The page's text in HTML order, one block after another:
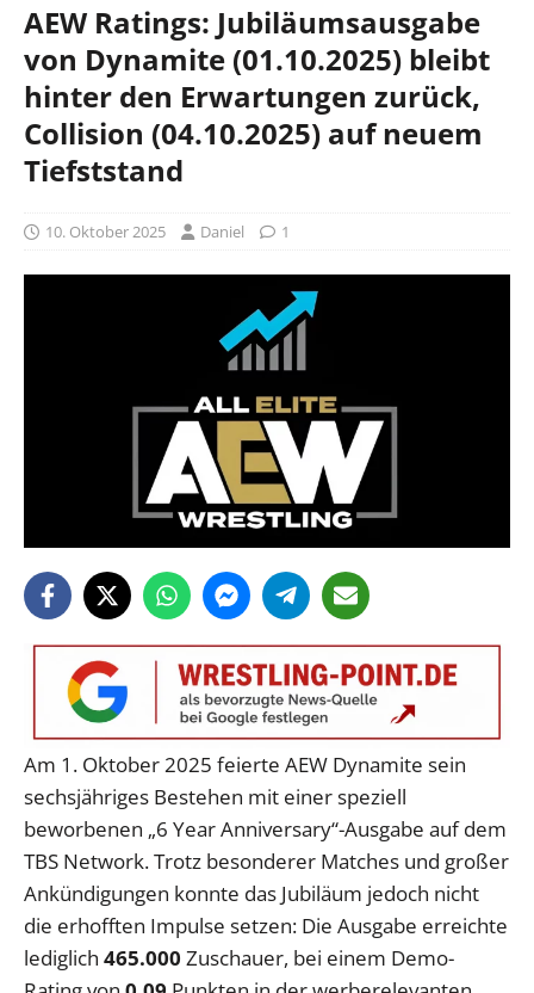
AEW Ratings: Jubiläumsausgabe
von Dynamite (01.10.2025) bleibt
hinter den Erwartungen zurück,
Collision (04.10.2025) auf neuem
Tiefststand
10. Oktober 2025 Daniel 1
Am 1. Oktober 2025 feierte AEW Dynamite sein
sechsjähriges Bestehen mit einer speziell
beworbenen „6 Year Anniversary“-Ausgabe auf dem
TBS Network. Trotz besonderer Matches und großer
Ankündigungen konnte das Jubiläum jedoch nicht
die erhofften Impulse setzen: Die Ausgabe erreichte
lediglich 465.000 Zuschauer, bei einem Demo-